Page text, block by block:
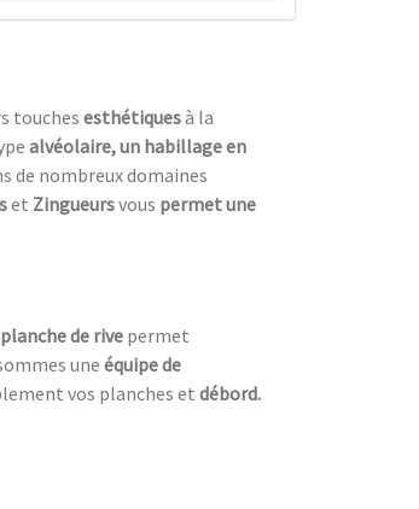
touchesesthétiquesà la
alvéolaire, un habillage en
de nombreux domaines
et Zingueursvous permet une
de rivepermet
uneéquipe de
vos planches et débord.